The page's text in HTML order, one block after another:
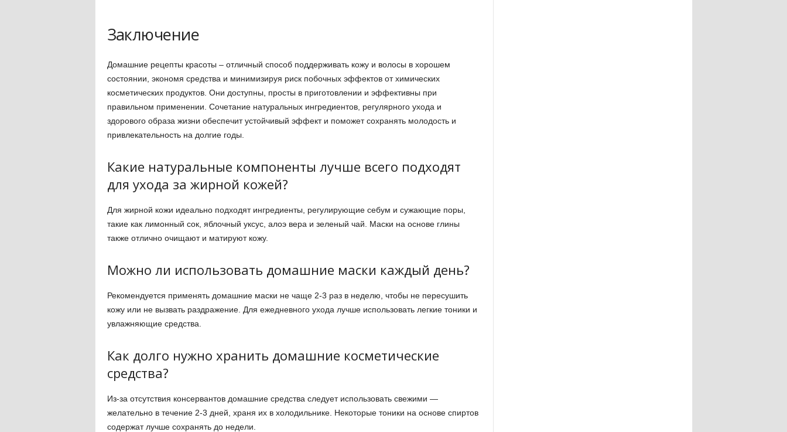
Заключение
Домашние рецепты красоты – отличный способ поддерживать кожу и волосы в хорошем
состоянии, экономя средства и минимизируя риск побочных эффектов от химических
косметических продуктов. Они доступны, просты в приготовлении и эффективны при
правильном применении. Сочетание натуральных ингредиентов, регулярного ухода и
здорового образа жизни обеспечит устойчивый эффект и поможет сохранять молодость и
привлекательность на долгие годы.
Какие натуральные компоненты лучше всего подходят
для ухода за жирной кожей?
Для жирной кожи идеально подходят ингредиенты, регулирующие себум и сужающие поры,
такие как лимонный сок, яблочный уксус, алоэ вера и зеленый чай. Маски на основе глины
также отлично очищают и матируют кожу.
Можно ли использовать домашние маски каждый день?
Рекомендуется применять домашние маски не чаще 2-3 раз в неделю, чтобы не пересушить
кожу или не вызвать раздражение. Для ежедневного ухода лучше использовать легкие тоники и
увлажняющие средства.
Как долго нужно хранить домашние косметические
средства?
Из-за отсутствия консервантов домашние средства следует использовать свежими —
желательно в течение 2-3 дней, храня их в холодильнике. Некоторые тоники на основе спиртов
содержат лучше сохранять до недели.